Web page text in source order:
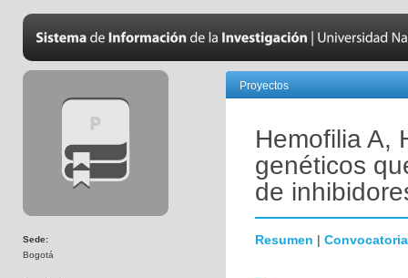
Sede:
Bogotá
Proyectos
Hemofilia A,
genéticos
de
Resumen | Convocatoria